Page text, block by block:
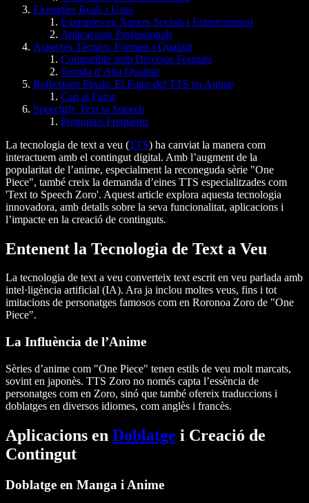
Exemples Reals i Usos
Exemples en Xarxes Socials i Entreteniment
Aplicacions Professionals
Aspectes Tècnics: Formats i Qualitat
Compatible amb Diversos Formats
Sortida d’Alta Qualitat
Reflexions Finals: El Futur del TTS en Anime
Cap al Futur
Speechify Text to Speech
Preguntes Freqüents
La tecnologia de text a veu (TTS) ha canviat la manera com
interactuem amb el contingut digital. Amb l’augment de la
popularitat de l’anime, especialment la reconeguda sèrie "One
Piece", també creix la demanda d’eines TTS especialitzades com
'Text to Speech Zoro'. Aquest article explora aquesta tecnologia
innovadora, amb detalls sobre la seva funcionalitat, aplicacions i
l’impacte en la creació de continguts.
Entenent la Tecnologia de Text a Veu
La tecnologia de text a veu converteix text escrit en veu parlada amb
intel·ligència artificial (IA). Ara ja inclou moltes veus, fins i tot
imitacions de personatges famosos com en Roronoa Zoro de "One
Piece".
La Influència de l’Anime
Sèries d’anime com "One Piece" tenen estils de veu molt marcats,
sovint en japonès. TTS Zoro no només capta l’essència de
personatges com en Zoro, sinó que també ofereix traduccions i
doblatges en diversos idiomes, com anglès i francès.
Aplicacions en Doblatge i Creació de
Contingut
Doblatge en Manga i Anime